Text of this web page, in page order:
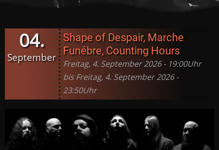
04.
September
Shape of Despair, Marche
Funébre, Counting Hours
Freitag, 4. September 2026 - 19:00Uhr
bis Freitag, 4. September 2026 -
23:50Uhr